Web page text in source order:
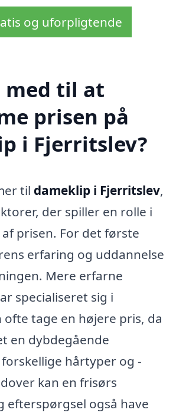
og uforpligtende
med til at
prisen på
i Fjerritslev?
til dameklip i Fjerritslev,
der spiller en rolle i
prisen. For det første
erfaring og uddannelse
Mere erfarne
specialiseret sig i
ofte tage en højere pris, da
en dybdegående
hårtyper og -
kan en frisørs
efterspørgsel også have